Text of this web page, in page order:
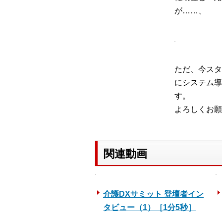
が……、
ただ、今ス
にシステム
す。
よろしくお
関連動画
介護DXサミット 登壇者イン
タビュー（1）［1分5秒］